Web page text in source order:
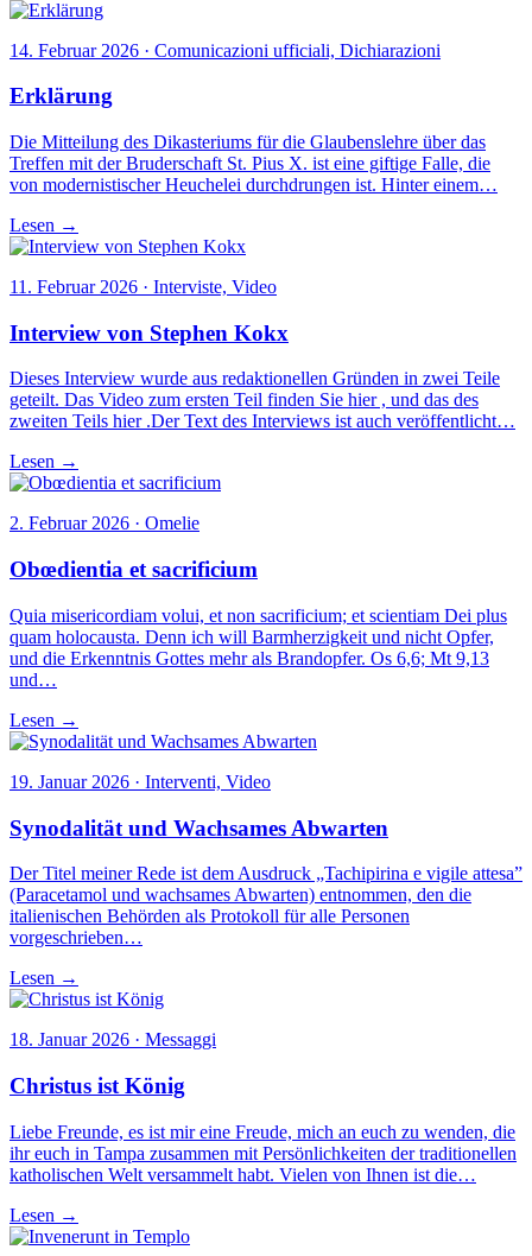
14. Februar 2026 · Comunicazioni ufficiali, Dichiarazioni
Erklärung
Die Mitteilung des Dikasteriums für die Glaubenslehre über das
Treffen mit der Bruderschaft St. Pius X. ist eine giftige Falle, die
von modernistischer Heuchelei durchdrungen ist. Hinter einem…
Lesen →
11. Februar 2026 · Interviste, Video
Interview von Stephen Kokx
Dieses Interview wurde aus redaktionellen Gründen in zwei Teile
geteilt. Das Video zum ersten Teil finden Sie hier , und das des
zweiten Teils hier .Der Text des Interviews ist auch veröffentlicht…
Lesen →
2. Februar 2026 · Omelie
Obœdientia et sacrificium
Quia misericordiam volui, et non sacrificium; et scientiam Dei plus
quam holocausta. Denn ich will Barmherzigkeit und nicht Opfer,
und die Erkenntnis Gottes mehr als Brandopfer. Os 6,6; Mt 9,13
und…
Lesen →
19. Januar 2026 · Interventi, Video
Synodalität und Wachsames Abwarten
Der Titel meiner Rede ist dem Ausdruck „Tachipirina e vigile attesa”
(Paracetamol und wachsames Abwarten) entnommen, den die
italienischen Behörden als Protokoll für alle Personen
vorgeschrieben…
Lesen →
18. Januar 2026 · Messaggi
Christus ist König
Liebe Freunde, es ist mir eine Freude, mich an euch zu wenden, die
ihr euch in Tampa zusammen mit Persönlichkeiten der traditionellen
katholischen Welt versammelt habt. Vielen von Ihnen ist die…
Lesen →